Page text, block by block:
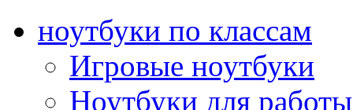
ноутбуки по классам
Игровые ноутбуки
Ноутбуки для работы